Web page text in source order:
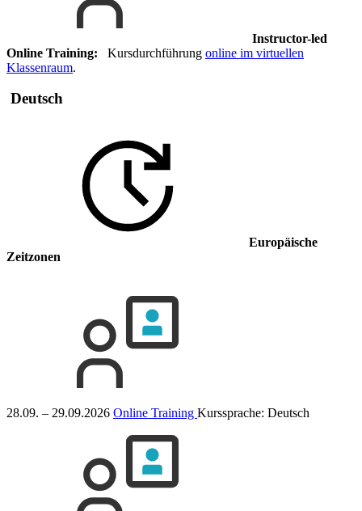
Instructor-led
Online Training: Kursdurchführung online im virtuellen
Klassenraum.
Deutsch
Europäische
Zeitzonen
28.09. – 29.09.2026 Online Training Kurssprache: Deutsch